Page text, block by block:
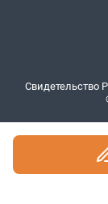
Свидетельство